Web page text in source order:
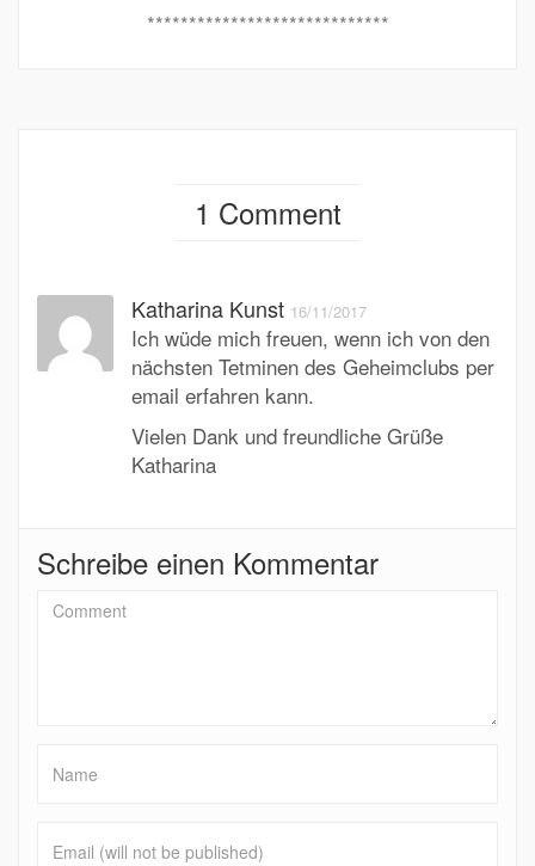
*****************************
1 Comment
Katharina Kunst 16/11/2017
Ich wüde mich freuen, wenn ich von den
nächsten Tetminen des Geheimclubs per
email erfahren kann.
Vielen Dank und freundliche Grüße
Katharina
Schreibe einen Kommentar